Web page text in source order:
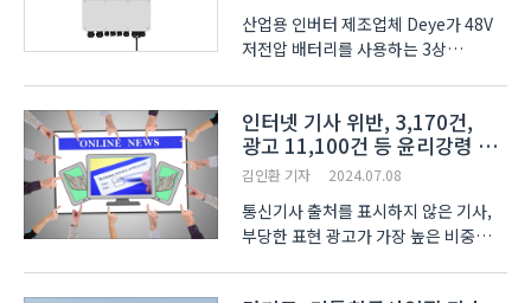
산업용 인버터 제조업체 Deye가 48V
저전압 배터리를 사용하는 3상
출시했다. 이 시리즈는 컴팩트한
디자인과 높은 전력 밀도를 특징으로
하며, 매끄러운 통합과 향상된 성능,
지속 가능성을 ..
인터넷 기사 위반, 3,170건,
광고 11,100건 등 윤리강령 및
심의규정 위반
김인환 기자 2024.07.08
통신기사 출처를 표시하지 않은 기사,
부당한 표현 광고가 가장 높은 비중